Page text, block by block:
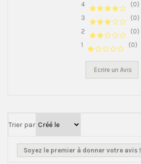
4
(0)
3
(0)
2
(0)
1
(0)
Ecrire un Avis
Trier par
Soyez le premier à donner votre avis !